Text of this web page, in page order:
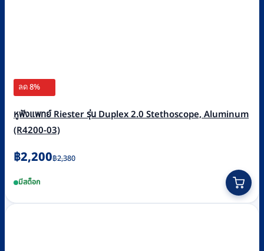
ลด 8%
หูฟังแพทย์ Riester รุ่น Duplex 2.0 Stethoscope, Aluminum
(R4200-03)
฿2,380
Original
was:
฿2,380.
฿2,200
Current
is:
฿2,200.
มีสต็อก